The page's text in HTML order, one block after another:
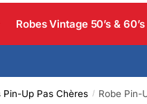
Robes Vintage 50’s & 60’s
Pin-Up Pas Chères / Robe Pin-